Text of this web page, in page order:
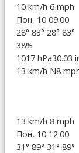
10 km/h 6 mph
Пон, 10 09:00
28° 83° 28° 83°
38%
1017 hPa30.03
13 km/h N8
13 km/h 8 mph
Пон, 10 12:00
31° 89° 31° 89°